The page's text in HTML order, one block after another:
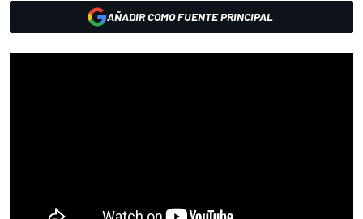
AÑADIR COMO FUENTE PRINCIPAL